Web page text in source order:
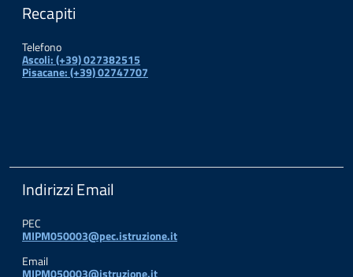
Recapiti
Telefono
Ascoli: (+39) 027382515
Pisacane: (+39) 02747707
Indirizzi Email
PEC
MIPM050003@pec.istruzione.it
Email
MIPM050003@istruzione.it